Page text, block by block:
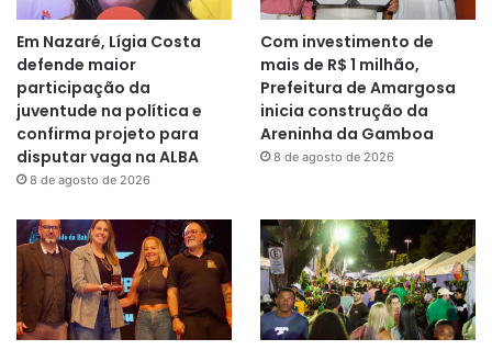
Em Nazaré, Lígia Costa
defende maior
participação da
juventude na política e
confirma projeto para
disputar vaga na ALBA
8 de agosto de 2026
Com investimento de
mais de R$ 1 milhão,
Prefeitura de Amargosa
inicia construção da
Areninha da Gamboa
8 de agosto de 2026